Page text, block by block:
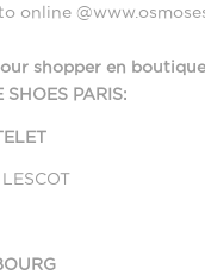
online
shopper en
PARIS:
LESCOT